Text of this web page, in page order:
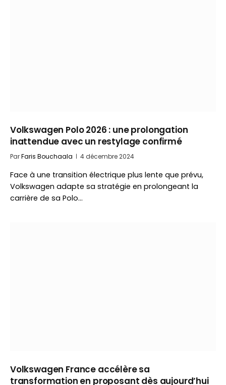
Volkswagen Polo 2026 : une prolongation
inattendue avec un restylage confirmé
ParFaris Bouchaala 4 décembre 2024
Face à une transition électrique plus lente que prévu,
Volkswagen adapte sa stratégie en prolongeant la
carrière de sa Polo…
Volkswagen France accélère sa
transformation en proposant dès aujourd’hui